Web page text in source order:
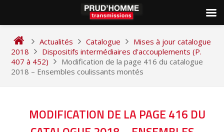
content
Actualités Catalogue
Mises à jour catalogue
2018
Dispositifs intermédiaires d'accouplements (P.
407 à 452)
Modification de la page 416 du catalogue
2018 – Ensembles coulissants montés
MODIFICATION DE LA PAGE 416 DU
NAVIGATION